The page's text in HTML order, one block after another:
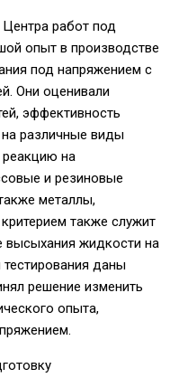
Центра работ под
опыт в производстве
под напряжением с
Они оценивали
, эффективность
различные виды
реакцию на
и резиновые
металлы,
также служит
высыхания жидкости на
даны
решение изменить
опыта,
.